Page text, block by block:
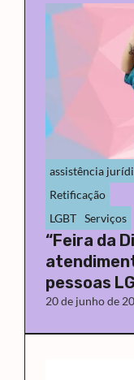
assistência
Retificação
LGBT Serviços
“Feira da
pessoas
20 de junho de